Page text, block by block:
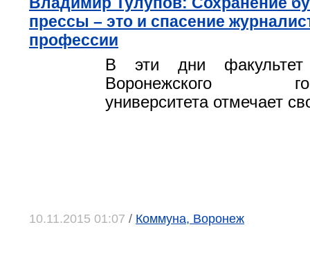
прессы – это и спасение
профессии
В эти дни факультет
Воронежского
университета отмечает
10.11.2015 01:07 / Коммуна, Воронеж